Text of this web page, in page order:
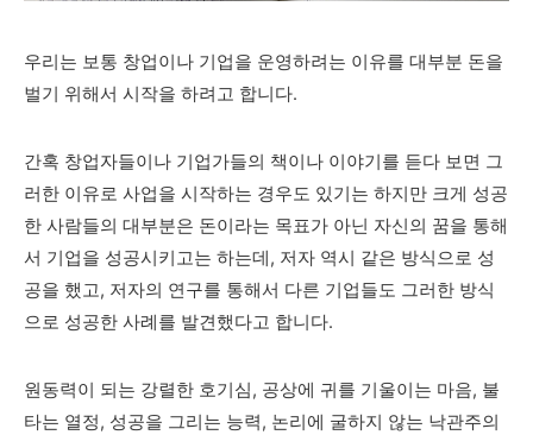
우리는 보통 창업이나 기업을 운영하려는 이유를 대부분 돈을
벌기 위해서 시작을 하려고 합니다.
간혹 창업자들이나 기업가들의 책이나 이야기를 듣다 보면 그
러한 이유로 사업을 시작하는 경우도 있기는 하지만 크게 성공
한 사람들의 대부분은 돈이라는 목표가 아닌 자신의 꿈을 통해
서 기업을 성공시키고는 하는데, 저자 역시 같은 방식으로 성
공을 했고, 저자의 연구를 통해서 다른 기업들도 그러한 방식
으로 성공한 사례를 발견했다고 합니다.
원동력이 되는 강렬한 호기심, 공상에 귀를 기울이는 마음, 불
타는 열정, 성공을 그리는 능력, 논리에 굴하지 않는 낙관주의